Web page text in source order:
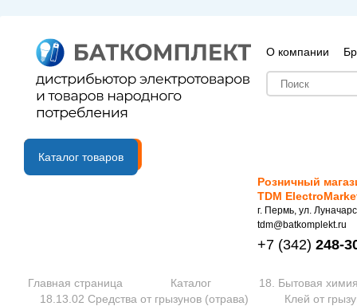
О компании
B2B портал
Каталог товаров
Розничный
TDM
г. Пермь, ул.
tdm@batkomplekt.ru
+7 (342) 248-
Главная страница Каталог
18. Бытовая
18.13.02 Средства от грызунов (отрава)
Клей от